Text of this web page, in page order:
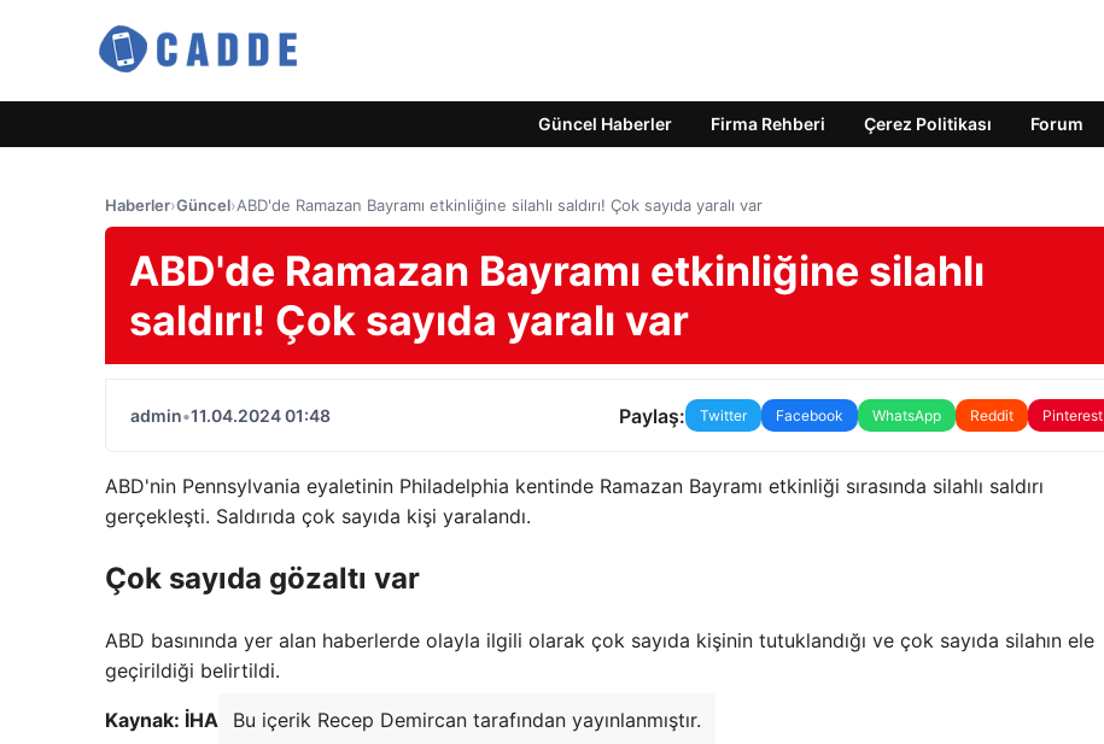
Güncel Haberler Firma Rehberi Çerez Politikası Forum
Haberler›Güncel›ABD'de Ramazan Bayramı etkinliğine silahlı saldırı! Çok sayıda yaralı var
ABD'de Ramazan Bayramı etkinliğine silahlı
saldırı! Çok sayıda yaralı var
admin•11.04.2024 01:48 Paylaş: Twitter Facebook WhatsApp Reddit Pinterest
ABD'nin Pennsylvania eyaletinin Philadelphia kentinde Ramazan Bayramı etkinliği sırasında silahlı saldırı
gerçekleşti. Saldırıda çok sayıda kişi yaralandı.
Çok sayıda gözaltı var
ABD basınında yer alan haberlerde olayla ilgili olarak çok sayıda kişinin tutuklandığı ve çok sayıda silahın ele
geçirildiği belirtildi.
Kaynak: İHA Bu içerik Recep Demircan tarafından yayınlanmıştır.